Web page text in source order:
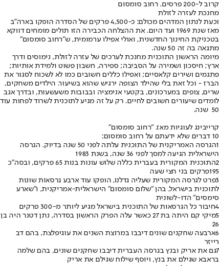
קרוב ל-200 פרסים. רחוב סומסום
מחנכת לעזרה לזולת
וכעת לנתון המדהים מכולם: כ-‭4,500‬ פרקים של הסדרה הופקו בארה"ב
מאז שנת ‭ 1969‬ועד היום. את ההצלחה הכבירה הזו תולים מומחים דווקא
בטכניקת החינוך החדשנית, ואולי אפילו ערמומית, ש"רחוב סומסום"
מתגאה בה זה ‭ 50‬שנה.
מיומה הראשון התוכנית מחנכת לערכים של עזרה לזולת, נימוסים ודרך
ארץ; חיסכון ושמירה על הסביבה; ספירה, חשבון פשוט ולמידת אותיות;
פתגמים ושירים קלאסיים; ואפילו כללים חשובים כמו לא לשכוח לסגור את
הברז - וכל זאת בלי שהילד הצופה ירגיש שהוא בשיעור. הילדים משחקים,
שרים, צופים במערכונים, בקטעי אנימציה ובבובות משעשעות, ובדרך אגב
לומדים שיעורים חשובים לחיים. רק על זה מגיע לתוכנית לשרוד לפחות עוד
‭ 50‬ שנה.
קרייבינג לעוגיות מאז. "רחוב סומסום"
10 דברים שלא ידעתם על רחוב סומסום:
1
הגרסה האמריקנית של התוכנית עלתה לפני ‭ 50‬שנה בדיוק. הגרסה
הישראלית הגיעה למסך לפני ‭ 36‬שנה, בשנת ‭ 1983‬
2
195‬פרקים בני חצי שעה
3פרט לגרסה המקורית שעליה גדלנו, הופקו עוד ארבע גרסאות שונות
לתוכנית בישראל, בהן "שלום סומסום" הישראלית-אמריקנית, ו"שארע
סימסים" הדו-לשונית
4חיבור כל הגרסאות של התוכנית בישראל מגיע ליותר מ-‭300‬ פרקים
5
מיקי קם היתה בת ‭ 27‬כאשר עלה הפרק הראשון בסדרה, נתן דטנר היה בן
‭ 26‬
6ארבעה שחקנים שונים דיבבו במרוצת השנים את עוגיפלצת, בהם דב
רייזר
7גם את אריק ובנץ בגרסה העברית דיבבו שחקנים שונים, בהם שלמה
בראבא שגילם את בנץ, ויוסף שילוח שגילם את אריק